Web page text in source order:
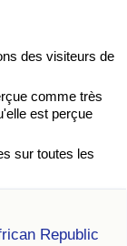
des visiteurs de
comme très
est perçue
sur toutes les
Republic